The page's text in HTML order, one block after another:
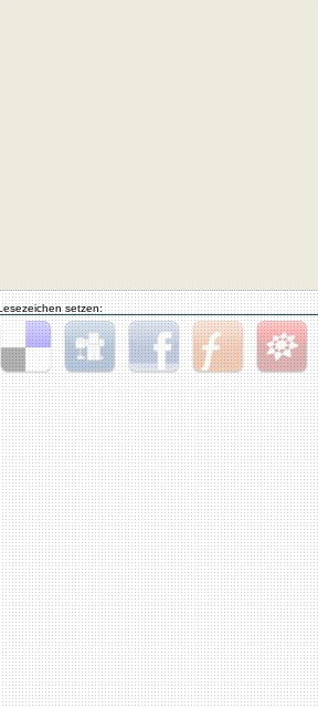
setzen:
Delicious Digg Facebook Furl StudiVZ